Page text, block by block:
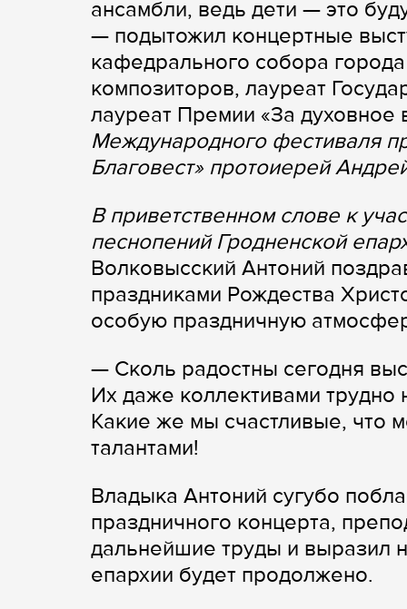
ансамбли, ведь дети — это
— подытожил концертные
кафедрального собора
композиторов, лауреат
лауреат Премии «За
Международного фестиваля
Благовест» протоиерей
В приветственном слове к
песнопений Гродненской
Волковысский Антоний
праздниками Рождества
особую праздничную
— Сколь радостны сегодня
Их даже коллективами трудно
Какие же мы счастливые, что
талантами!
Владыка Антоний сугубо
праздничного концерта,
дальнейшие труды и выразил
епархии будет продолжено.